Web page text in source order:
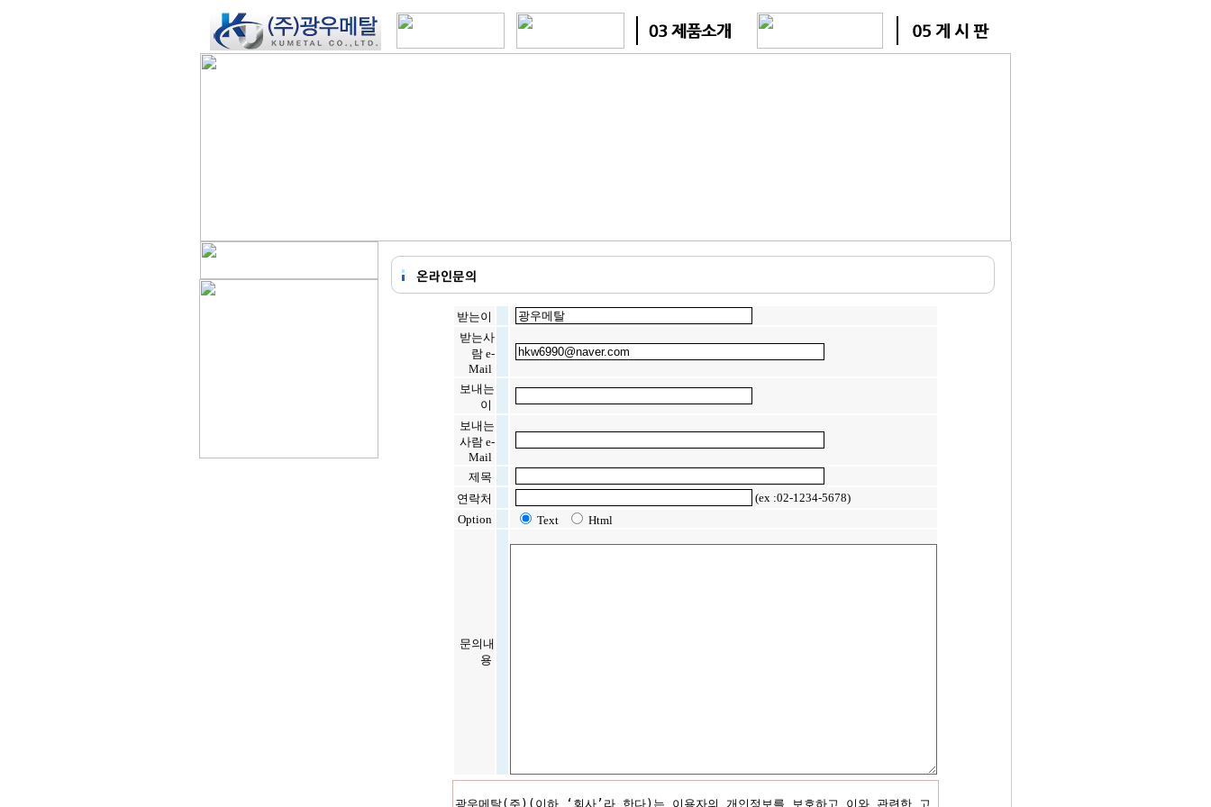
받는이
받는사
람 e-
Mail
보내는
이
보내는
사람 e-
Mail
제목
연락처
(ex :02-1234-5678)
Option
Text Html
문의내
용